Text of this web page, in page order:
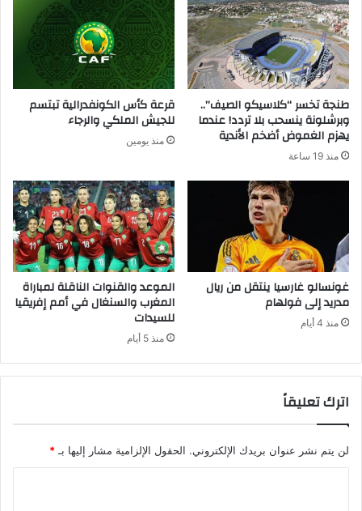
طنجة تخسر “كلاسيكو الصيف”..
وبرشلونة ينسحب بلا تردد! عندما
يهزم الغموض أضخم الأندية
منذ 19 ساعة
قرعة كأس الكونفدرالية تبتسم
للجيش الملكي والرجاء
منذ يومين
غونسالو غارسيا ينتقل من ريال
مدريد إلى فولهام
منذ 4 أيام
الموعد والقنوات الناقلة لمباراة
المغرب والسنغال في أمم إفريقيا
للسيدات
منذ 5 أيام
اترك تعليقاً
لن يتم نشر عنوان بريدك الإلكتروني. الحقول الإلزامية مشار إليها بـ *